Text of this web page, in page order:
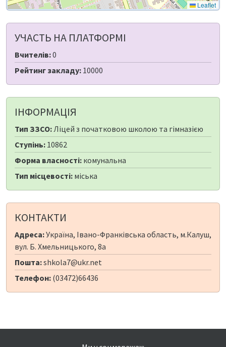
Leaflet
УЧАСТЬ НА ПЛАТФОРМІ
Вчителів:0
Рейтинг закладу: 10000
ІНФОРМАЦІЯ
Тип ЗЗСО:Ліцей з початковою школою та гімназією
Ступінь: 10862
Форма власності: комунальна
Тип місцевості: міська
КОНТАКТИ
Адреса:Україна, Івано-Франківська область, м.Калуш,
вул. Б. Хмельницького, 8а
Пошта:shkola7@ukr.net
Телефон: (03472)66436